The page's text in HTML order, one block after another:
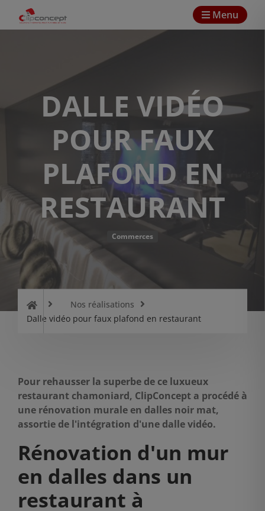
Menu
DALLE VIDÉO
POUR FAUX
PLAFOND EN
RESTAURANT
Commerces
Nos réalisations
Dalle vidéo pour faux plafond en restaurant
Pour rehausser la superbe de ce luxueux
restaurant chamoniard, ClipConcept a procédé à
une rénovation murale en dalles noir mat,
assortie de l'intégration d'une dalle vidéo.
Rénovation d'un mur
en dalles dans un
restaurant à